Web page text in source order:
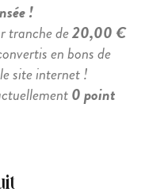
!
tranche de20,00 €
en bons de
site internet !
0 point